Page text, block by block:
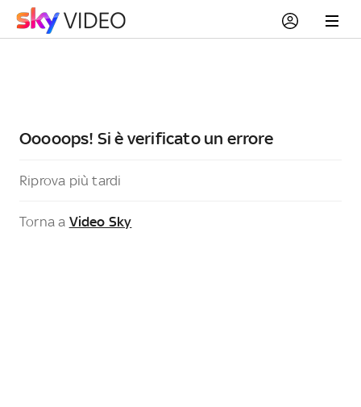
Ooooops! Si è verificato un errore
Riprova più tardi
Torna a Video Sky